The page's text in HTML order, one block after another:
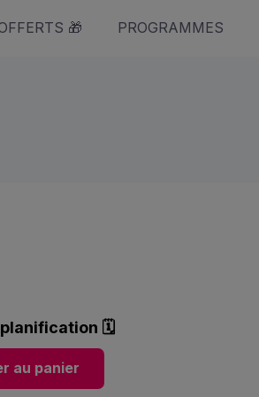
🎁 PROGRAMMES
planification 🗓️
au panier